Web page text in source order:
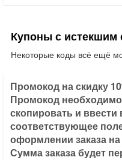
Купоны с истекшим
Некоторые коды всё ещё
Промокод на скидку
Промокод необходимо
скопировать и ввести
соответствующее
оформлении заказа на
Сумма заказа будет